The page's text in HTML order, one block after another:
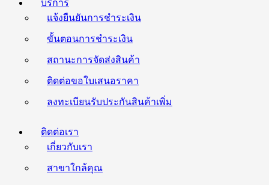
บริการ
แจ้งยืนยันการชำระเงิน
ขั้นตอนการชำระเงิน
สถานะการจัดส่งสินค้า
ติดต่อขอใบเสนอราคา
ลงทะเบียนรับประกันสินค้าเพิ่ม
ติดต่อเรา
เกี่ยวกับเรา
สาขาใกล้คุณ